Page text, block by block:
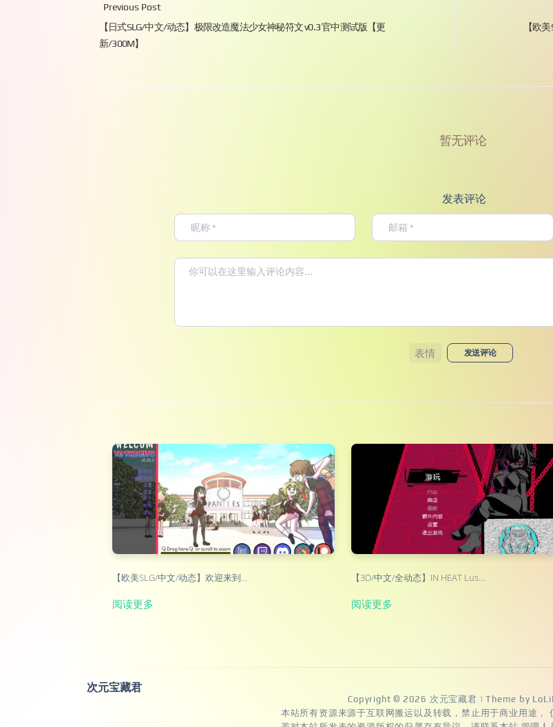
Previous Post
【日式SLG/中文/动态】极限改造魔法少女神秘符文 v0.3 官中测试版【更
新/300M】
【欧
暂无评论
发表评论
表情 发送评论
【欧美SLG/中文/动态】欢迎来到…
阅读更多
【3D/中文/全动态】IN HEAT Lus…
阅读更多
次元宝藏君
Copyright © 2026 次元宝藏君 | Theme by
本站所有资源来源于互联网搬运以及转载，禁止用于商业用途，